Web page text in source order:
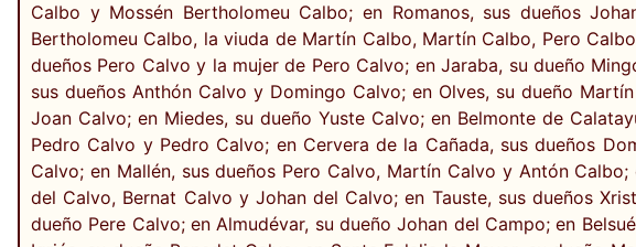
Calbo y Mossén Bertholomeu Calbo; en Romanos, sus dueños
Bertholomeu Calbo, la viuda de Martín Calbo, Martín Calbo, Pero
dueños Pero Calvo y la mujer de Pero Calvo; en Jaraba, su dueño
sus dueños Anthón Calvo y Domingo Calvo; en Olves, su dueño
Joan Calvo; en Miedes, su dueño Yuste Calvo; en Belmonte de
Pedro Calvo y Pedro Calvo; en Cervera de la Cañada, sus dueños
Calvo; en Mallén, sus dueños Pero Calvo, Martín Calvo y Antón
del Calvo, Bernat Calvo y Johan del Calvo; en Tauste, sus dueños
dueño Pere Calvo; en Almudévar, su dueño Johan del Campo; en